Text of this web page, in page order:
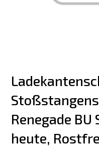
Renegade BU
heute,